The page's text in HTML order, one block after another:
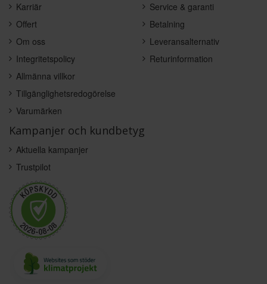
Karriär
Offert
Om oss
Integritetspolicy
Allmänna villkor
Tillgänglighetsredogörelse
Varumärken
Service & garanti
Betalning
Leveransalternativ
Returinformation
Kampanjer och kundbetyg
Aktuella kampanjer
Trustpilot